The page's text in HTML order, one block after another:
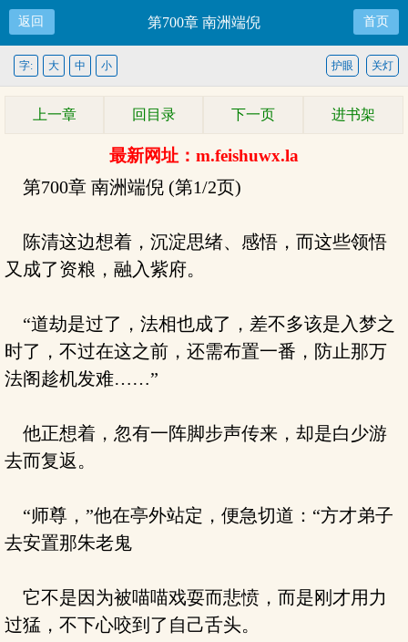
返回 第700章 南洲端倪 首页
关灯
护眼
字: 大 中 小
上一章 回目录 下一页 进书架
最新网址：m.feishuwx.la
第700章 南洲端倪 (第1/2页)
陈清这边想着，沉淀思绪、感悟，而这些领悟
又成了资粮，融入紫府。
“道劫是过了，法相也成了，差不多该是入梦之
时了，不过在这之前，还需布置一番，防止那万
法阁趁机发难……”
他正想着，忽有一阵脚步声传来，却是白少游
去而复返。
“师尊，”他在亭外站定，便急切道：“方才弟子
去安置那朱老鬼
它不是因为被喵喵戏耍而悲愤，而是刚才用力
过猛，不下心咬到了自己舌头。